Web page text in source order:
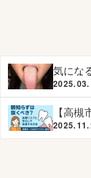
気にな
【高
るリス
｜くろ